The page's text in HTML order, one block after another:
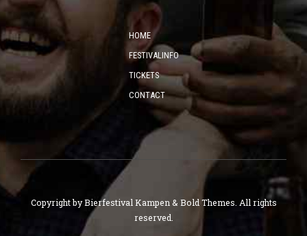
HOME
FESTIVALINFO
TICKETS
CONTACT
Copyright by Bierfestival Kampen & Bold Themes . All rights
reserved.